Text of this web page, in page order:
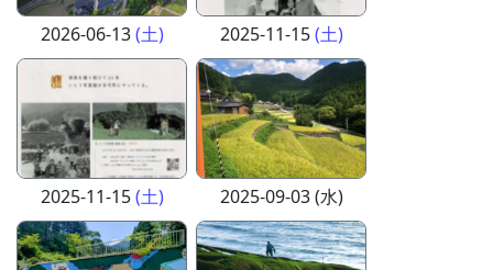
2026-06-13(土) 2025-11-15(土)
2025-11-15(土) 2025-09-03 (水)